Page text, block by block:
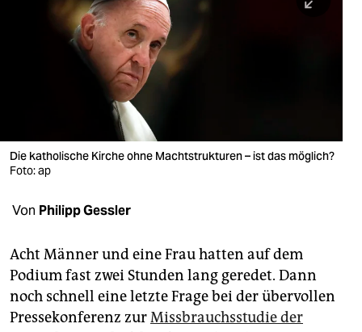
verlag
shop
fragen & hilfe
unterstützen
abo
Die katholische Kirche ohne Machtstrukturen – ist das möglich?
Foto: ap
Von Philipp Gessler
Acht Männer und eine Frau hatten auf dem
Podium fast zwei Stunden lang geredet. Dann
noch schnell eine letzte Frage bei der übervollen
Pressekonferenz zurMissbrauchsstudie der